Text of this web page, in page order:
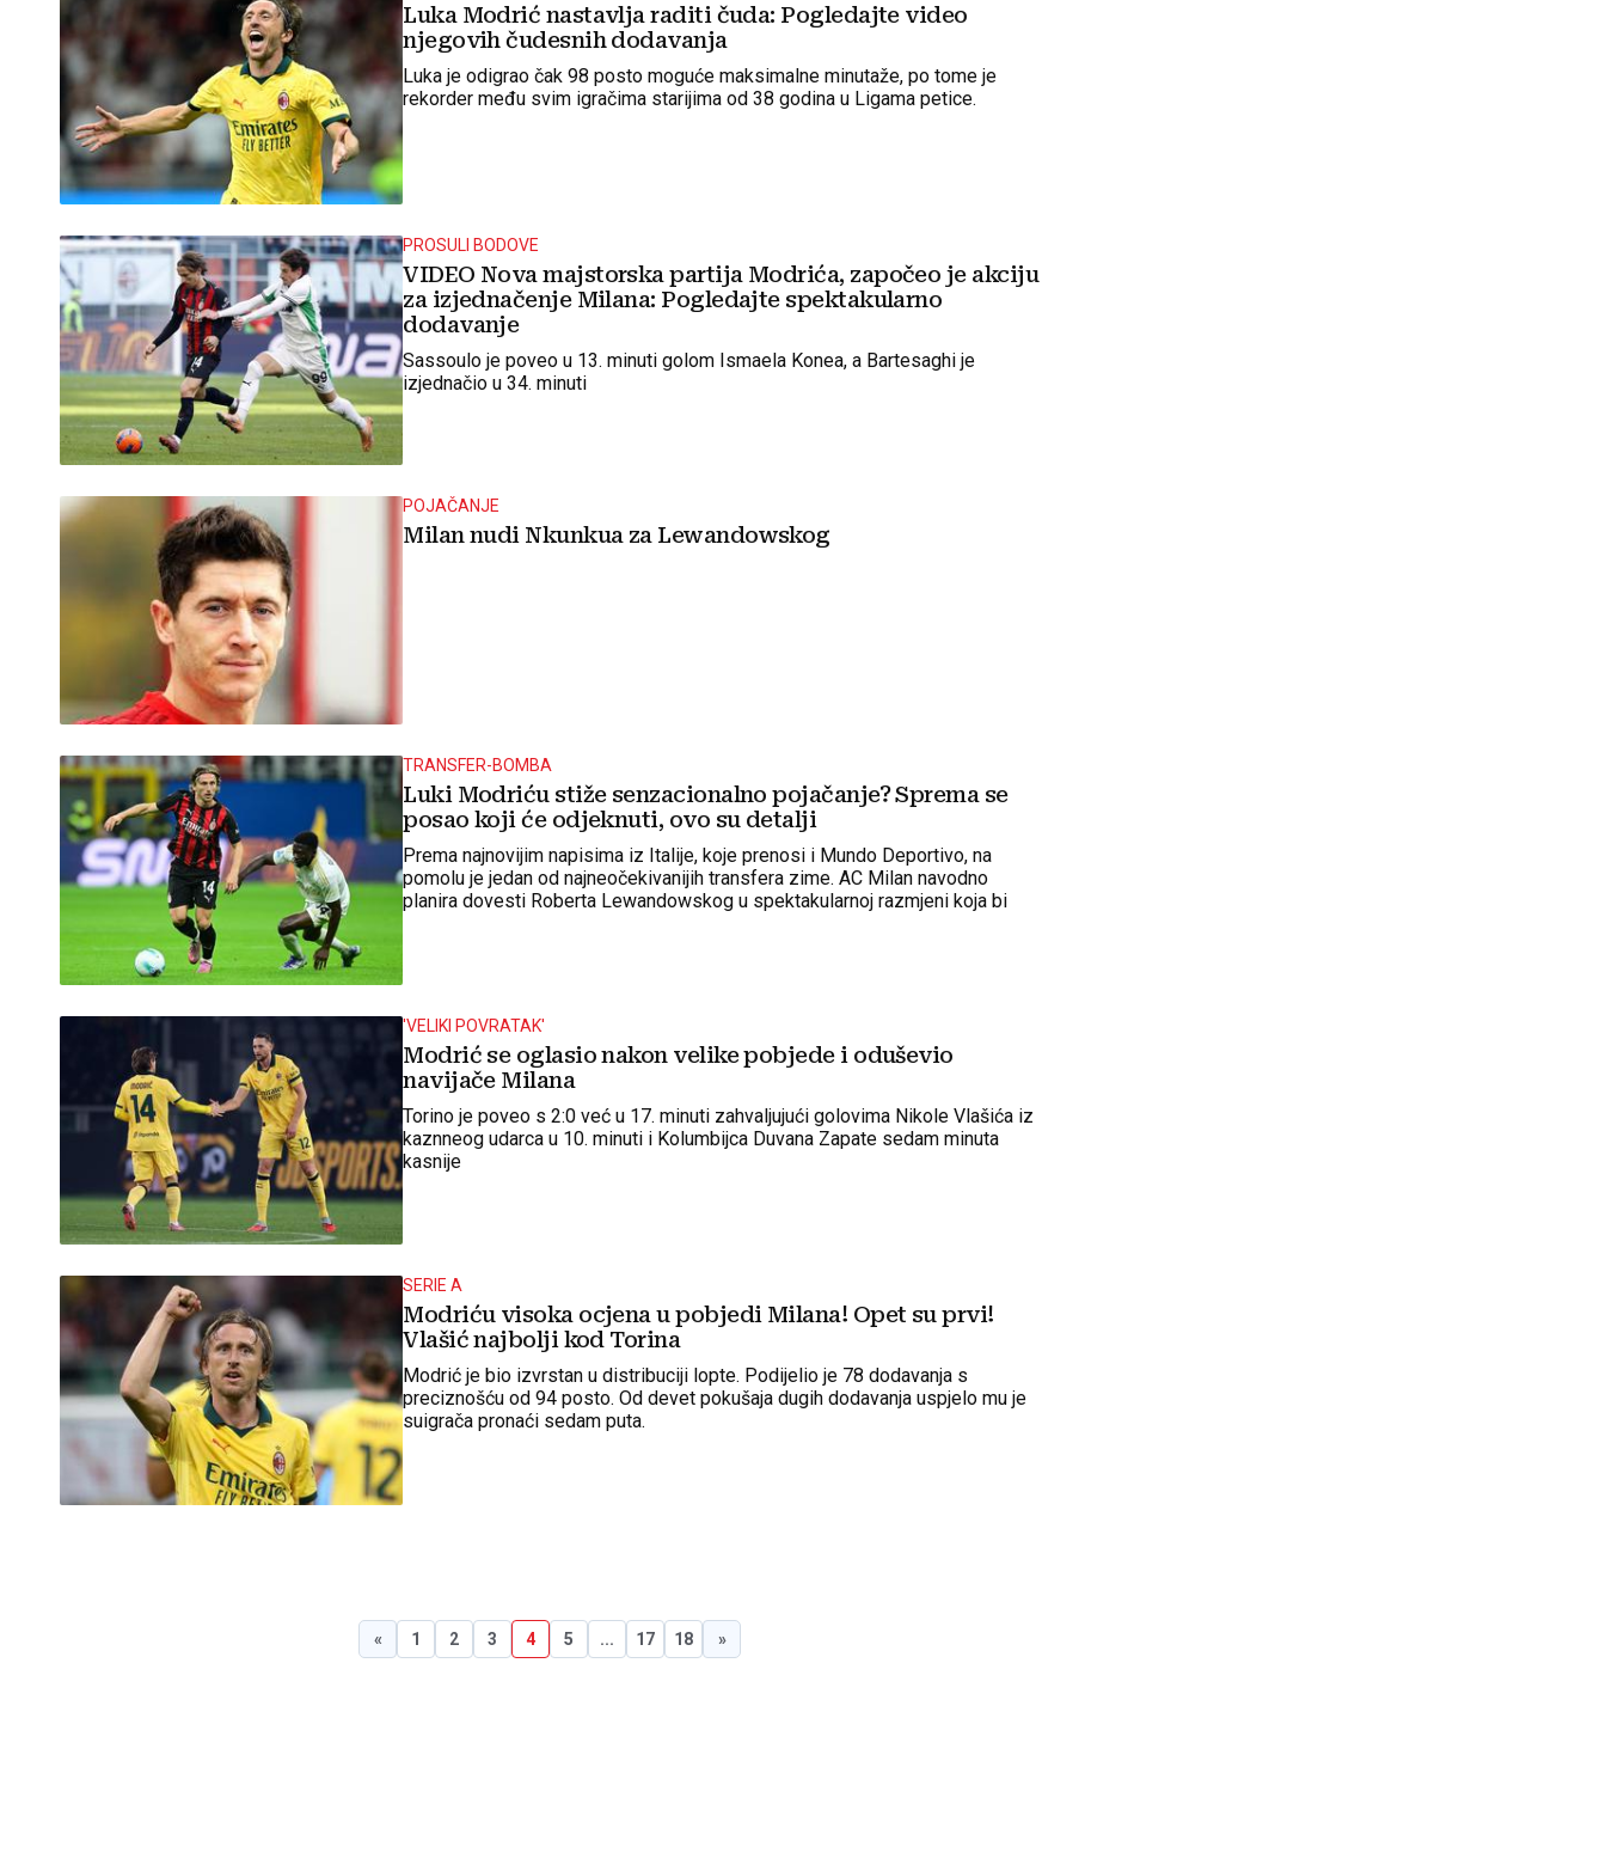
Luka Modrić nastavlja raditi čuda: Pogledajte video
njegovih čudesnih dodavanja
Luka je odigrao čak 98 posto moguće maksimalne minutaže, po tome je
rekorder među svim igračima starijima od 38 godina u Ligama petice.
PROSULI BODOVE
VIDEO Nova majstorska partija Modrića, započeo je akciju
za izjednačenje Milana: Pogledajte spektakularno
dodavanje
Sassoulo je poveo u 13. minuti golom Ismaela Konea, a Bartesaghi je
izjednačio u 34. minuti
POJAČANJE
Milan nudi Nkunkua za Lewandowskog
TRANSFER-BOMBA
Luki Modriću stiže senzacionalno pojačanje? Sprema se
posao koji će odjeknuti, ovo su detalji
Prema najnovijim napisima iz Italije, koje prenosi i Mundo Deportivo, na
pomolu je jedan od najneočekivanijih transfera zime. AC Milan navodno
planira dovesti Roberta Lewandowskog u spektakularnoj razmjeni koja bi
'VELIKI POVRATAK'
Modrić se oglasio nakon velike pobjede i oduševio
navijače Milana
Torino je poveo s 2:0 već u 17. minuti zahvaljujući golovima Nikole Vlašića iz
kaznneog udarca u 10. minuti i Kolumbijca Duvana Zapate sedam minuta
kasnije
SERIE A
Modriću visoka ocjena u pobjedi Milana! Opet su prvi!
Vlašić najbolji kod Torina
Modrić je bio izvrstan u distribuciji lopte. Podijelio je 78 dodavanja s
preciznošću od 94 posto. Od devet pokušaja dugih dodavanja uspjelo mu je
suigrača pronaći sedam puta.
« 1 2 3 4 5 ... 17 18 »